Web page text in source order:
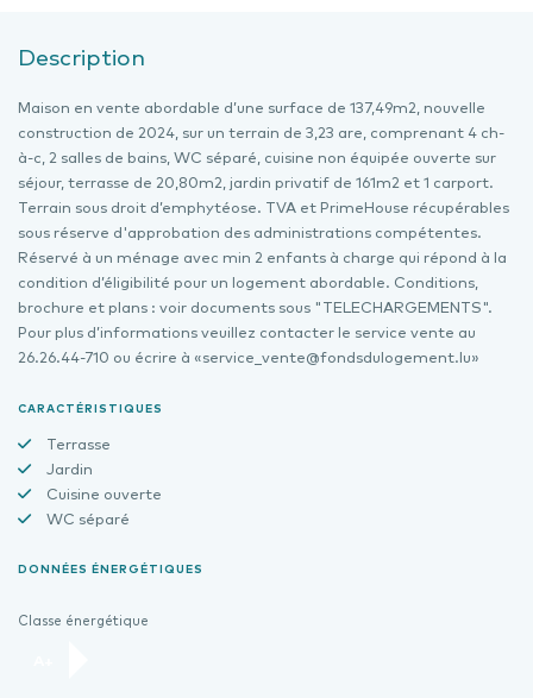
Description
Maison en vente abordable d’une surface de 137,49m2, nouvelle
construction de 2024, sur un terrain de 3,23 are, comprenant 4 ch-
à-c, 2 salles de bains, WC séparé, cuisine non équipée ouverte sur
séjour, terrasse de 20,80m2, jardin privatif de 161m2 et 1 carport.
Terrain sous droit d’emphytéose. TVA et PrimeHouse récupérables
sous réserve d'approbation des administrations compétentes.
Réservé à un ménage avec min 2 enfants à charge qui répond à la
condition d’éligibilité pour un logement abordable. Conditions,
brochure et plans : voir documents sous "TELECHARGEMENTS".
Pour plus d’informations veuillez contacter le service vente au
26.26.44-710 ou écrire à «service_vente@fondsdulogement.lu»
CARACTÉRISTIQUES
Terrasse
Jardin
Cuisine ouverte
WC séparé
DONNÉES ÉNERGÉTIQUES
Classe énergétique